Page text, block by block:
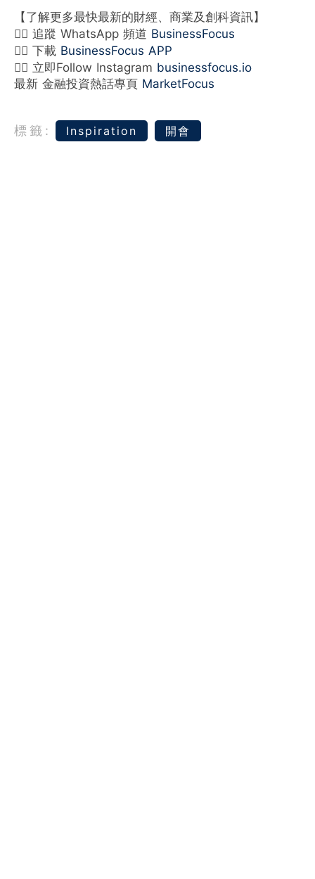
【了解更多最快最新的財經、商業及創科資訊】
👉🏻 追蹤 WhatsApp 頻道 BusinessFocus
👉🏻 下載 BusinessFocus APP
👉🏻 立即Follow Instagram businessfocus.io
最新 金融投資熱話專頁 MarketFocus
標籤: Inspiration 開會